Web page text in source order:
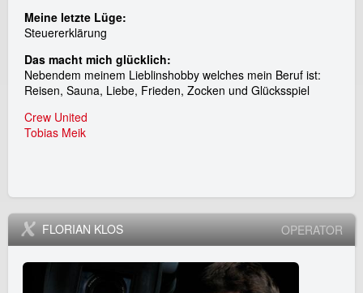
Meine letzte Lüge:
Steuererklärung
Das macht mich glücklich:
Nebendem meinem Lieblinshobby welches mein Beruf ist:
Reisen, Sauna, Liebe, Frieden, Zocken und Glücksspiel
Crew United
Tobias Meik
FLORIAN KLOS OPERATOR